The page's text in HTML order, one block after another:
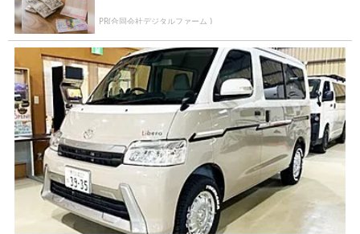
PR(合同会社デジタルファーム )